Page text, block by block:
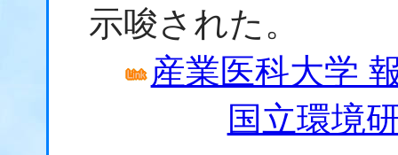
示唆された。
産業医科大学
国立環境